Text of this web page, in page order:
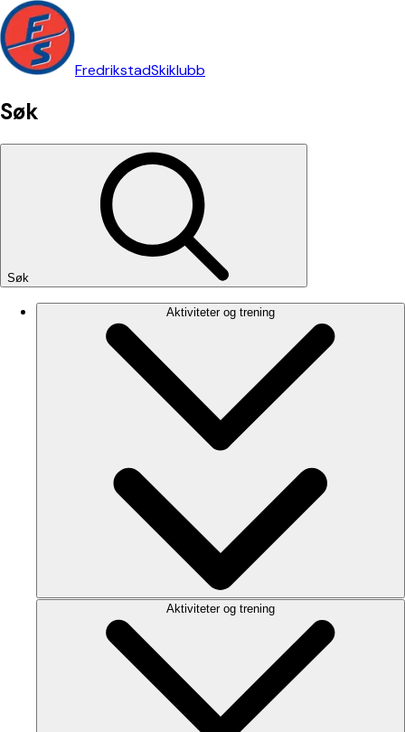
FredrikstadSkiklubb
Søk
Søk
Aktiviteter og trening
Aktiviteter og trening